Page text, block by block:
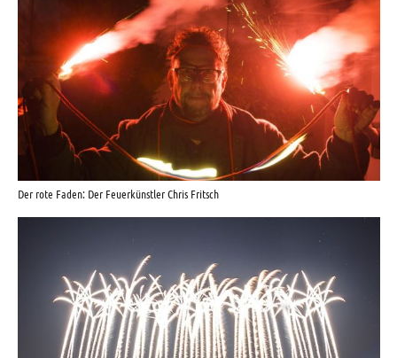
Der rote Faden: Der Feuerkünstler Chris Fritsch